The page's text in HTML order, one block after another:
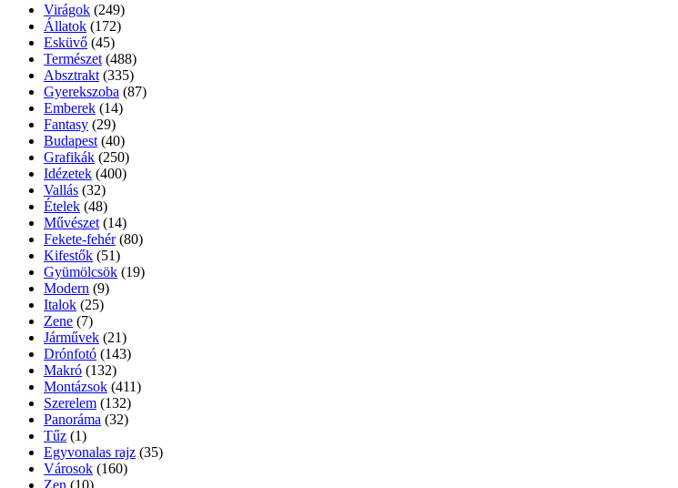
Virágok (249)
Állatok (172)
Esküvő (45)
Természet (488)
Absztrakt (335)
Gyerekszoba (87)
Emberek (14)
Fantasy (29)
Budapest (40)
Grafikák (250)
Idézetek (400)
Vallás (32)
Ételek (48)
Művészet (14)
Fekete-fehér (80)
Kifestők (51)
Gyümölcsök (19)
Modern (9)
Italok (25)
Zene (7)
Járművek (21)
Drónfotó (143)
Makró (132)
Montázsok (411)
Szerelem (132)
Panoráma (32)
Tűz (1)
Egyvonalas rajz (35)
Városok (160)
Zen (10)